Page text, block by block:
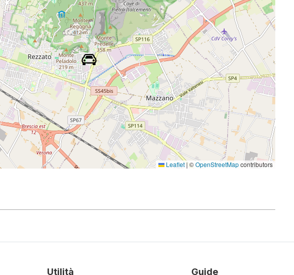
Leaflet |©OpenStreetMapcontributors
Utilità Guide